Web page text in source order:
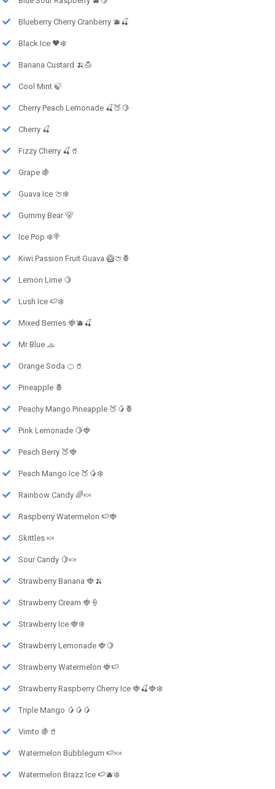
Blueberry Cherry Cranberry 🫐🍒
Black Ice 🖤❄️
Banana Custard 🍌🍮
Cool Mint 🍃
Cherry Peach Lemonade 🍒🍑🍋
Cherry 🍒
Fizzy Cherry 🍒🥤
Grape 🍇
Guava Ice 🍈❄️
Gummy Bear 🐻
Ice Pop ❄️🍭
Kiwi Passion Fruit Guava 🥝🍈🍍
Lemon Lime 🍋
Lush Ice 🍉❄️
Mixed Berries 🍓🫐🍒
Mr Blue 🧢
Orange Soda 🍊🥤
Pineapple 🍍
Peachy Mango Pineapple 🍑🥭🍍
Pink Lemonade 🍋🍓
Peach Berry 🍑🍓
Peach Mango Ice 🍑🥭❄️
Rainbow Candy 🌈🍬
Raspberry Watermelon 🍉🍓
Skittles 🍬
Sour Candy 🍋🍬
Strawberry Banana 🍓🍌
Strawberry Cream 🍓🍦
Strawberry Ice 🍓❄️
Strawberry Lemonade 🍓🍋
Strawberry Watermelon 🍓🍉
Strawberry Raspberry Cherry Ice 🍓🍒🍓❄️
Triple Mango 🥭🥭🥭
Vimto 🍇🥤
Watermelon Bubblegum 🍉🍬
Watermelon Brazz Ice 🍉🫐❄️